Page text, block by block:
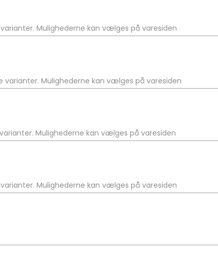
Mulighederne kan vælges på varesiden
varianter. Mulighederne kan vælges på varesiden
Mulighederne kan vælges på varesiden
Mulighederne kan vælges på varesiden